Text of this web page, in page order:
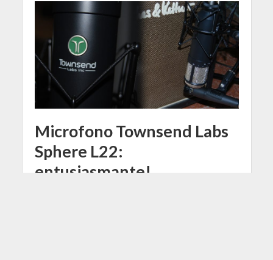
Microfono Townsend Labs
Sphere L22:
entusiasmante!